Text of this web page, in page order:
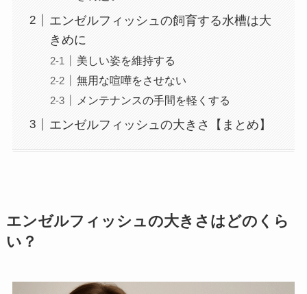
エンゼルフィッシュの飼育する水槽は大
きめに
美しい姿を維持する
無用な喧嘩をさせない
メンテナンスの手間を軽くする
エンゼルフィッシュの大きさ【まとめ】
エンゼルフィッシュの大きさはどのくら
い？